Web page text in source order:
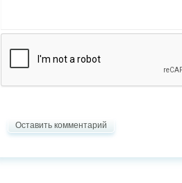
Оставить комментарий